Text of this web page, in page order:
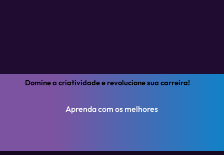
Domine a criatividade e revolucione sua carreira!
Aprenda com os melhores